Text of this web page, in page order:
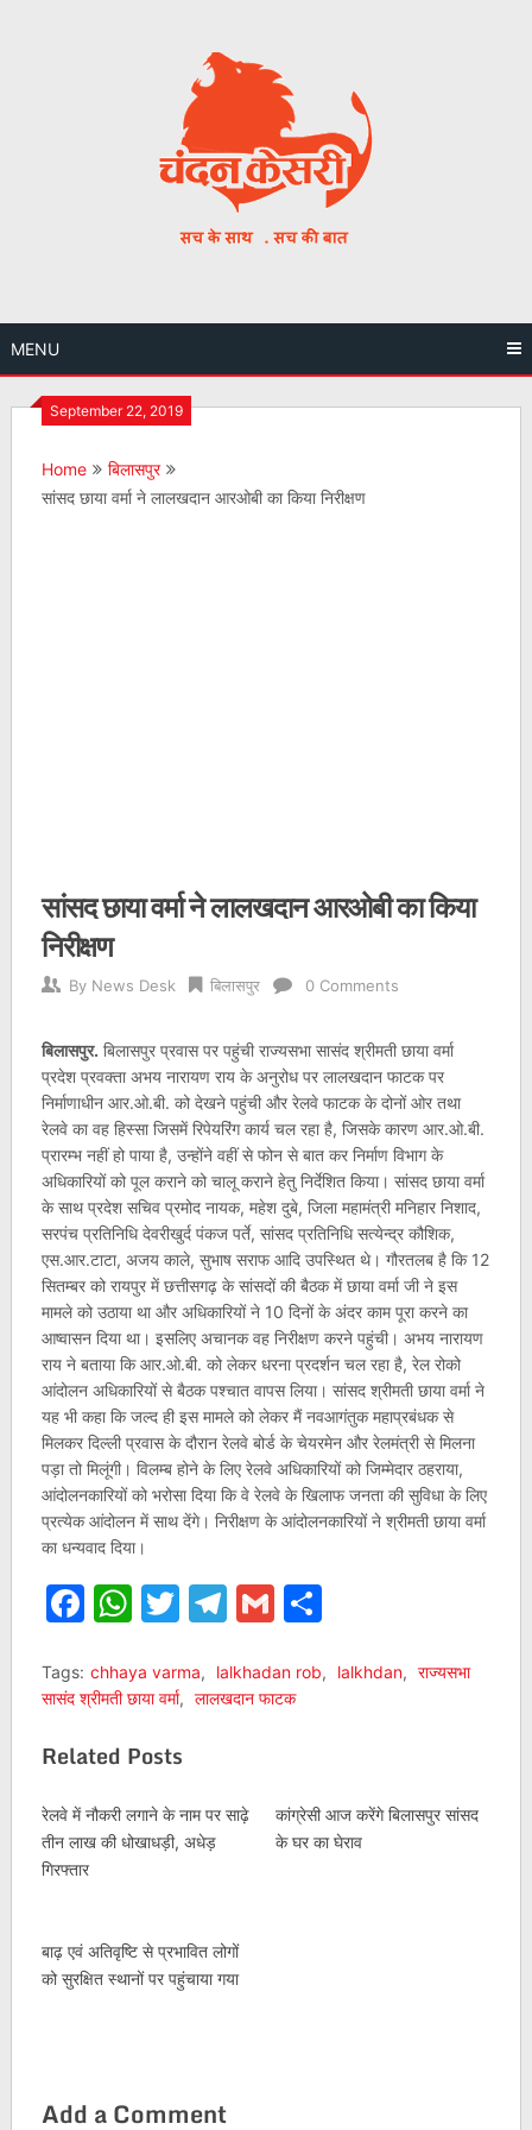
MENU
September 22, 2019
Home
बिलासपुर
सांसद छाया वर्मा ने लालखदान आरओबी का किया निरीक्षण
सांसद छाया वर्मा ने लालखदान आरओबी का किया
निरीक्षण
By News Desk बिलासपुर 0 Comments
बिलासपुर. बिलासपुर प्रवास पर पहुंची राज्यसभा सासंद श्रीमती छाया वर्मा
प्रदेश प्रवक्ता अभय नारायण राय के अनुरोध पर लालखदान फाटक पर
निर्माणाधीन आर.ओ.बी. को देखने पहुंची और रेलवे फाटक के दोनों ओर तथा
रेलवे का वह हिस्सा जिसमें रिपेयरिंग कार्य चल रहा है, जिसके कारण आर.ओ.बी.
प्रारम्भ नहीं हो पाया है, उन्होंने वहीं से फोन से बात कर निर्माण विभाग के
अधिकारियों को पूल कराने को चालू कराने हेतु निर्देशित किया। सांसद छाया वर्मा
के साथ प्रदेश सचिव प्रमोद नायक, महेश दुबे, जिला महामंत्री मनिहार निशाद,
सरपंच प्रतिनिधि देवरीखुर्द पंकज पर्ते, सांसद प्रतिनिधि सत्येन्द्र कौशिक,
एस.आर.टाटा, अजय काले, सुभाष सराफ आदि उपस्थित थे। गौरतलब है कि 12
सितम्बर को रायपुर में छत्तीसगढ़ के सांसदों की बैठक में छाया वर्मा जी ने इस
मामले को उठाया था और अधिकारियों ने 10 दिनों के अंदर काम पूरा करने का
आष्वासन दिया था। इसलिए अचानक वह निरीक्षण करने पहुंची। अभय नारायण
राय ने बताया कि आर.ओ.बी. को लेकर धरना प्रदर्शन चल रहा है, रेल रोको
आंदोलन अधिकारियों से बैठक पश्चात वापस लिया। सांसद श्रीमती छाया वर्मा ने
यह भी कहा कि जल्द ही इस मामले को लेकर मैं नवआगंतुक महाप्रबंधक से
मिलकर दिल्ली प्रवास के दौरान रेलवे बोर्ड के चेयरमेन और रेलमंत्री से मिलना
पड़ा तो मिलूंगी। विलम्ब होने के लिए रेलवे अधिकारियों को जिम्मेदार ठहराया,
आंदोलनकारियों को भरोसा दिया कि वे रेलवे के खिलाफ जनता की सुविधा के लिए
प्रत्येक आंदोलन में साथ देंगे। निरीक्षण के आंदोलनकारियों ने श्रीमती छाया वर्मा
का धन्यवाद दिया।
Facebook
WhatsApp
Twitter
Telegram
GmailShare
Tags: chhaya varma, lalkhadan rob, lalkhdan, राज्यसभा
सासंद श्रीमती छाया वर्मा, लालखदान फाटक
Related Posts
रेलवे में नौकरी लगाने के नाम पर साढ़े
तीन लाख की धोखाधड़ी, अधेड़
गिरफ्तार
कांग्रेसी आज करेंगे बिलासपुर सांसद
के घर का घेराव
बाढ़ एवं अतिवृष्टि से प्रभावित लोगों
को सुरक्षित स्थानों पर पहुंचाया गया
Add a Comment